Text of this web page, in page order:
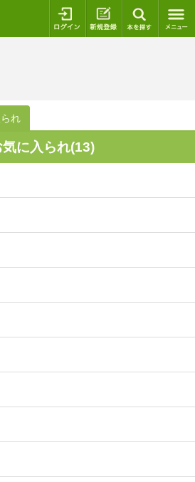
ログイン 新規登録
れ
に入られ(13)